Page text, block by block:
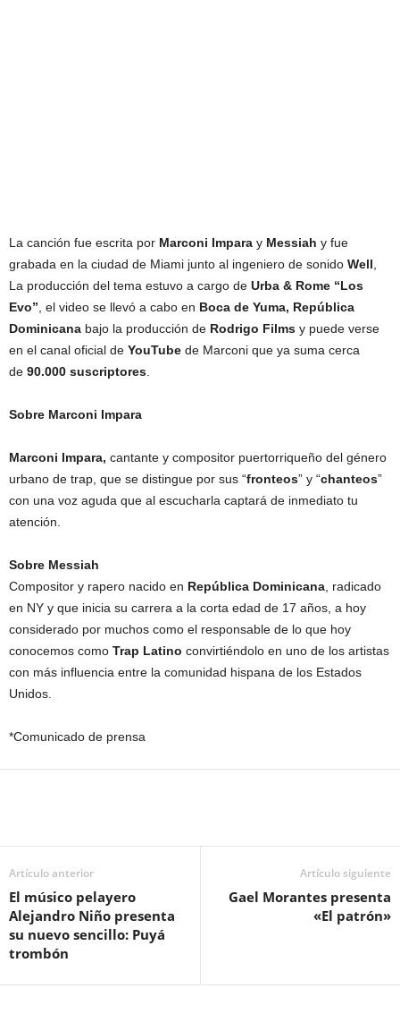
La canción fue escrita por Marconi Impara y Messiah y fue
grabada en la ciudad de Miami junto al ingeniero de sonido Well,
La producción del tema estuvo a cargo de Urba & Rome “Los
Evo”, el video se llevó a cabo en Boca de Yuma, República
Dominicana bajo la producción de Rodrigo Films y puede verse
en el canal oficial de YouTube de Marconi que ya suma cerca
de 90.000 suscriptores.
Sobre Marconi Impara
Marconi Impara, cantante y compositor puertorriqueño del género
urbano de trap, que se distingue por sus “fronteos” y “chanteos”
con una voz aguda que al escucharla captará de inmediato tu
atención.
Sobre Messiah
Compositor y rapero nacido en República Dominicana, radicado
en NY y que inicia su carrera a la corta edad de 17 años, a hoy
considerado por muchos como el responsable de lo que hoy
conocemos como Trap Latino convirtiéndolo en uno de los artistas
con más influencia entre la comunidad hispana de los Estados
Unidos.
*Comunicado de prensa
Artículo anterior
El músico pelayero
Alejandro Niño presenta
su nuevo sencillo: Puyá
trombón
Artículo siguiente
Gael Morantes presenta
«El patrón»